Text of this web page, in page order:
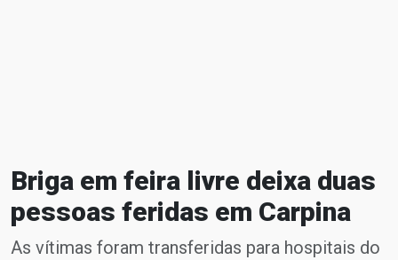
Briga em feira livre deixa duas
pessoas feridas em Carpina
As vítimas foram transferidas para hospitais do